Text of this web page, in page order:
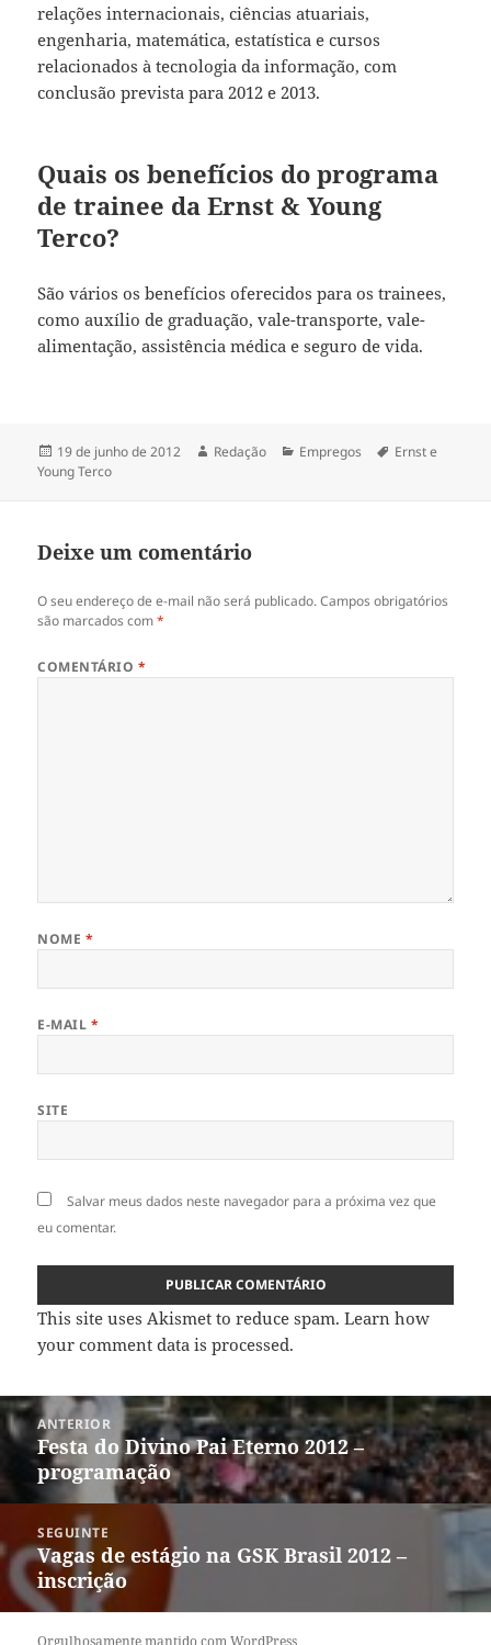
relações internacionais, ciências atuariais,
engenharia, matemática, estatística e cursos
relacionados à tecnologia da informação, com
conclusão prevista para 2012 e 2013.
Quais os benefícios do programa
de trainee da Ernst & Young
Terco?
São vários os benefícios oferecidos para os trainees,
como auxílio de graduação, vale-transporte, vale-
alimentação, assistência médica e seguro de vida.
Publicado
em
19 de junho de 2012 Autor
Redação Categorias
Empregos Tags
Ernst e
Young Terco
Deixe um comentário
O seu endereço de e-mail não será publicado. Campos obrigatórios
são marcados com*
COMENTÁRIO *
NOME *
E-MAIL *
SITE
Salvar meus dados neste navegador para a próxima vez que
eu comentar.
This site uses Akismet to reduce spam.Learn how
your comment data is processed.
Navegação
de
Post
ANTERIOR
Post
anterior:
Festa do Divino Pai Eterno 2012 –
programação
SEGUINTE
Próximo
post:
Vagas de estágio na GSK Brasil 2012 –
inscrição